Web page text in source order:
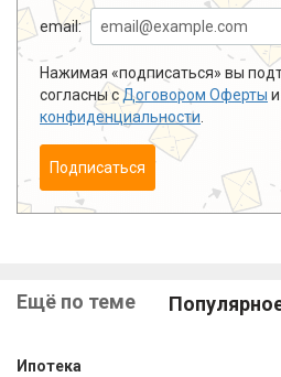
email:
Нажимая «подписаться» вы
согласны сДоговором Оферты и
конфиденциальности
Подписаться
Ещё по теме
Ипотека